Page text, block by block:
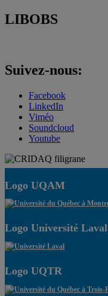
LIBOBS
Suivez-nous:
Facebook
LinkedIn
Viméo
Soundcloud
Youtube
Logo UQAM
Logo Université Laval
Logo UQTR